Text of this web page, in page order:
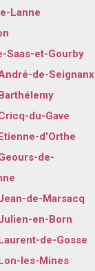
Lanne
Saas-et-Gourby
de-Seignanx
du-Gave
d'Orthe
de-
de-Marsacq
en-Born
de-Gosse
les-Mines